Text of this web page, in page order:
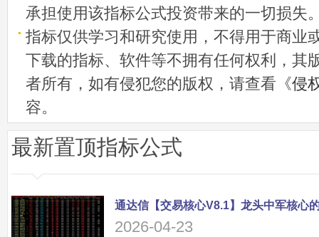
承担使用该指标公式投资带来的一切损失
指标仅供学习和研究使用，不得用于商业
下载的指标、软件等不拥有任何权利，其
者所有，如有侵犯您的版权，请查看《侵
容。
最新置顶指标公式
2026-04-23